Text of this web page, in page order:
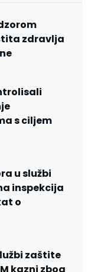
zdravlja
s ciljem
u službi
inspekcija
o
zaštite